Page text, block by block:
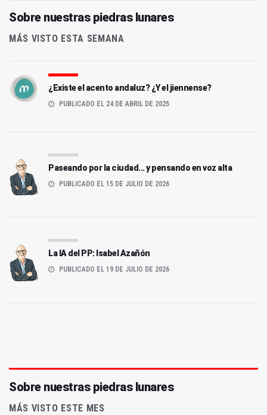
Sobre nuestras piedras lunares
MÁS VISTO ESTA SEMANA
¿Existe el acento andaluz? ¿Y el jiennense?
PUBLICADO EL 24 DE ABRIL DE 2025
Paseando por la ciudad... y pensando en voz alta
PUBLICADO EL 15 DE JULIO DE 2026
La IA del PP: Isabel Azañón
PUBLICADO EL 19 DE JULIO DE 2026
Sobre nuestras piedras lunares
MÁS VISTO ESTE MES